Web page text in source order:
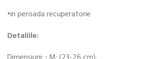
•in peroada recuperatorie
Detaliile: